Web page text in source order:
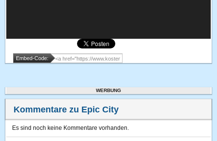
Embed-Code:
WERBUNG
Kommentare zu Epic City
Es sind noch keine Kommentare vorhanden.